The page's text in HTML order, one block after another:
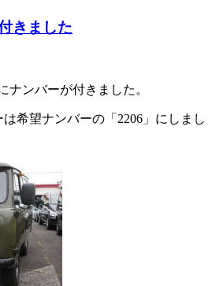
きました
ナンバーが付きました。
希望ナンバーの「2206」にしまし